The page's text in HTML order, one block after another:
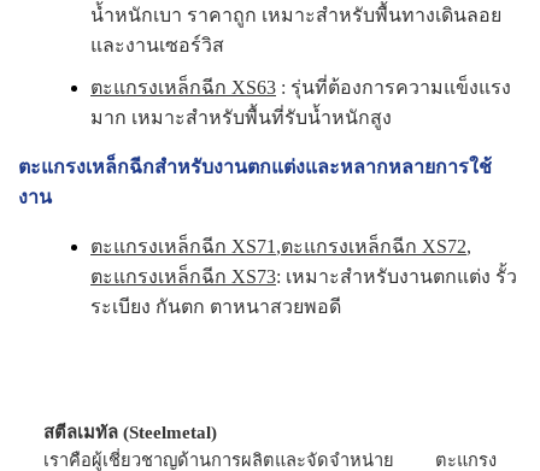
น้ำหนักเบา ราคาถูก เหมาะสำหรับพื้นทางเดินลอย
และงานเซอร์วิส
ตะแกรงเหล็กฉีก XS63 : รุ่นที่ต้องการความแข็งแรง
มาก เหมาะสำหรับพื้นที่รับน้ำหนักสูง
ตะแกรงเหล็กฉีกสำหรับงานตกแต่งและหลากหลายการใช้
งาน
ตะแกรงเหล็กฉีก XS71 ,ตะแกรงเหล็กฉีก XS72,
ตะแกรงเหล็กฉีก XS73: เหมาะสำหรับงานตกแต่ง รั้ว
ระเบียง กันตก ตาหนาสวยพอดี
สตีลเมทัล (Steelmetal)
เราคือผู้เชี่ยวชาญด้านการผลิตและจัดจำหน่าย ตะแกรง